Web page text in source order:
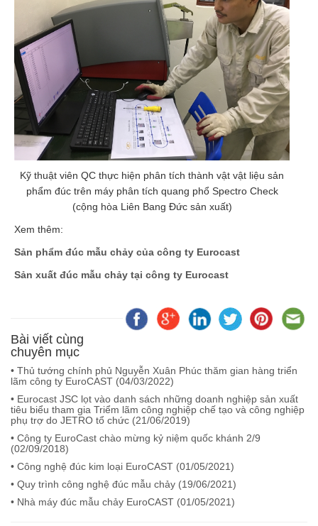
Kỹ thuật viên QC thực hiện phân tích thành vật vật liệu sản
phẩm đúc trên máy phân tích quang phổ Spectro Check
(cộng hòa Liên Bang Đức sản xuất)
Xem thêm:
Sản phẩm đúc mẫu chảy của công ty Eurocast
Sản xuất đúc mẫu chảy tại công ty Eurocast
Bài viết cùng
chuyên mục
• Thủ tướng chính phủ Nguyễn Xuân Phúc thăm gian hàng triển
lãm công ty EuroCAST (04/03/2022)
• Eurocast JSC lọt vào danh sách những doanh nghiệp sản xuất
tiêu biểu tham gia Triểm lãm công nghiệp chế tạo và công nghiệp
phụ trợ do JETRO tổ chức (21/06/2019)
• Công ty EuroCast chào mừng kỷ niệm quốc khánh 2/9
(02/09/2018)
• Công nghệ đúc kim loại EuroCAST (01/05/2021)
• Quy trình công nghệ đúc mẫu chảy (19/06/2021)
• Nhà máy đúc mẫu chảy EuroCAST (01/05/2021)